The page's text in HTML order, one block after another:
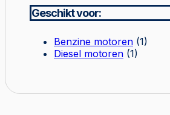
Geschikt voor:
Benzine motoren (1)
Diesel motoren (1)